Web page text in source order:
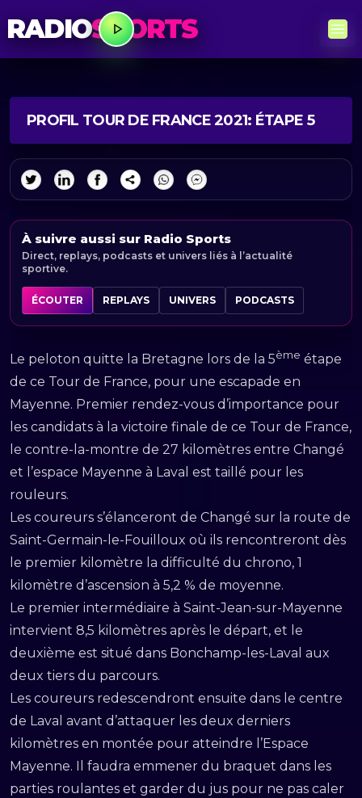
RADIOSPORTS
PROFIL TOUR DE FRANCE 2021: ÉTAPE 5
À suivre aussi sur Radio Sports
Direct, replays, podcasts et univers liés à l’actualité
sportive.
ÉCOUTER REPLAYS UNIVERS PODCASTS
Le peloton quitte la Bretagne lors de la 5ème étape
de ce Tour de France, pour une escapade en
Mayenne. Premier rendez-vous d’importance pour
les candidats à la victoire finale de ce Tour de France,
le contre-la-montre de 27 kilomètres entre Changé
et l’espace Mayenne à Laval est taillé pour les
rouleurs.
Les coureurs s’élanceront de Changé sur la route de
Saint-Germain-le-Fouilloux où ils rencontreront dès
le premier kilomètre la difficulté du chrono, 1
kilomètre d’ascension à 5,2 % de moyenne.
Le premier intermédiaire à Saint-Jean-sur-Mayenne
intervient 8,5 kilomètres après le départ, et le
deuxième est situé dans Bonchamp-les-Laval aux
deux tiers du parcours.
Les coureurs redescendront ensuite dans le centre
de Laval avant d’attaquer les deux derniers
kilomètres en montée pour atteindre l’Espace
Mayenne. Il faudra emmener du braquet dans les
parties roulantes et garder du jus pour ne pas caler